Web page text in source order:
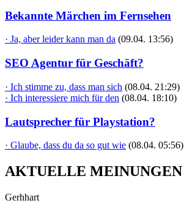
Bekannte Märchen im Fernsehen
· Ja, aber leider kann man da (09.04. 13:56)
SEO Agentur für Geschäft?
· Ich stimme zu, dass man sich (08.04. 21:29)
· Ich interessiere mich für den (08.04. 18:10)
Lautsprecher für Playstation?
· Glaube, dass du da so gut wie (08.04. 05:56)
AKTUELLE MEINUNGEN
Gerhhart